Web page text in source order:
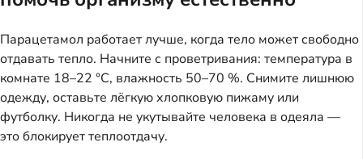
Парацетамол работает лучше, когда тело может свободно
отдавать тепло. Начните с проветривания: температура в
комнате 18–22 °C, влажность 50–70 %. Снимите лишнюю
одежду, оставьте лёгкую хлопковую пижаму или
футболку. Никогда не укутывайте человека в одеяла —
это блокирует теплоотдачу.